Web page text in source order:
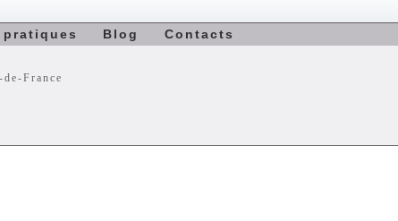
Blog Contacts
France